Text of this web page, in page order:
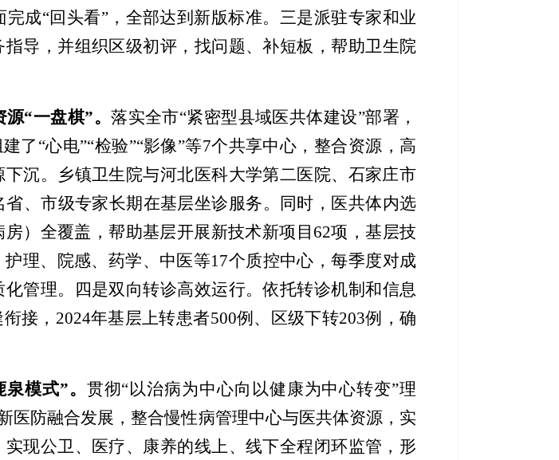
完成“回头看”， 全部达到新版标准。 三是派驻专家和业
指导， 并组织区级初评， 找问题、补短板，帮助卫生院
源“一盘棋”。落实全市“紧密型县域医共体建设”部署，
了 “心电”“检验”“影像”等7个共享中心， 整合资源，高
下沉。乡镇卫生院与河北医科大学第二医院、石家庄市
省、市级专家长期在基层坐诊服务。同时，医共体内选
房）全覆盖，帮助基层开展新技术新项目 62项，基层技
理、院感、药学、中医等17个质控中心，每季度对成
化管理。四是双向转诊高效运行。依托转诊机制和信息
接， 2024年基层上转患者500例、区级下转203例，确
泉模式”。 贯彻“以治病为中心向以健康为中心转变”理
医防融合发展，整合慢性病管理中心与医共体资源， 实
现公卫、医疗、康养的线上、线下全程闭环监管， 形